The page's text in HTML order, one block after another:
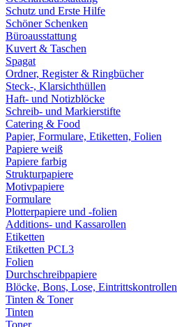
Schutz und Erste Hilfe
Schöner Schenken
Büroausstattung
Kuvert & Taschen
Spagat
Ordner, Register & Ringbücher
Steck-, Klarsichthüllen
Haft- und Notizblöcke
Schreib- und Markierstifte
Catering & Food
Papier, Formulare, Etiketten, Folien
Papiere weiß
Papiere farbig
Strukturpapiere
Motivpapiere
Formulare
Plotterpapiere und -folien
Additions- und Kassarollen
Etiketten
Etiketten PCL3
Folien
Durchschreibpapiere
Blöcke, Bons, Lose, Eintrittskontrollen
Tinten & Toner
Tinten